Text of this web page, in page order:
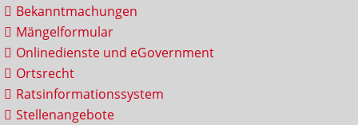
Bekanntmachungen
Mängelformular
Onlinedienste und eGovernment
Ortsrecht
Ratsinformationssystem
Stellenangebote